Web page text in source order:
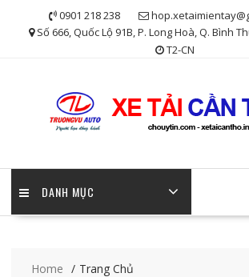
0901 218 238
Số 666, Quốc Lộ 91B, P. Long Hoà, Q. Bình
T2-CN
DANH MỤC
Home Trang Chủ